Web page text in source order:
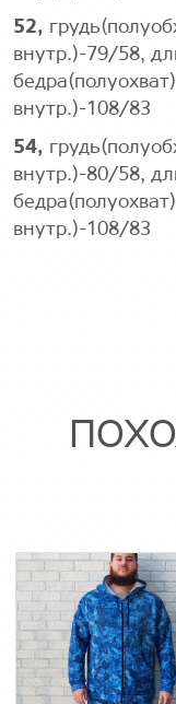
52,
внутр.)-79/58,
внутр.)-108/83
54,
внутр.)-80/58,
внутр.)-108/83